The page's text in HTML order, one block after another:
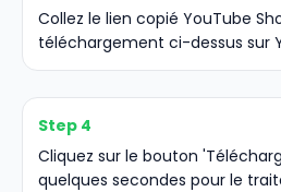
Collez le lien copié YouTube
téléchargement ci-dessus sur
Step 4
Cliquez sur le bouton
quelques secondes pour le